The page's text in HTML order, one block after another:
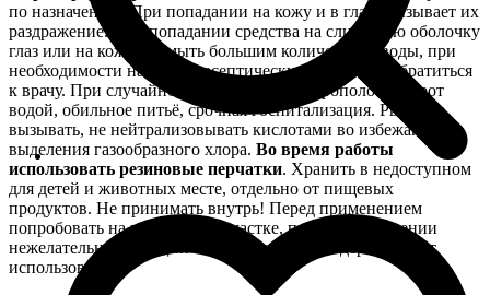
по назначению. При попадании на кожу и в глаза вызывает их
раздражение. При попадании средства на слизистую оболочку
глаз или на кожу промыть большим количеством воды, при
необходимости наложить асептическую повязку и обратиться
к врачу. При случайном проглатывании прополоскать рот
водой, обильное питьё, срочная госпитализация. Рвоту не
вызывать, не нейтрализовывать кислотами во избежание
выделения газообразного хлора. Во время работы
использовать резиновые перчатки. Хранить в недоступном
для детей и животных месте, отдельно от пищевых
продуктов. Не принимать внутрь! Перед применением
попробовать на незаметном участке, при возникновении
нежелательной реакции на поверхности воздержаться от
использования.